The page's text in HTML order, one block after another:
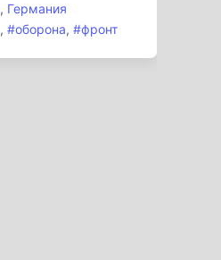
, Германия
,#оборона,#фронт